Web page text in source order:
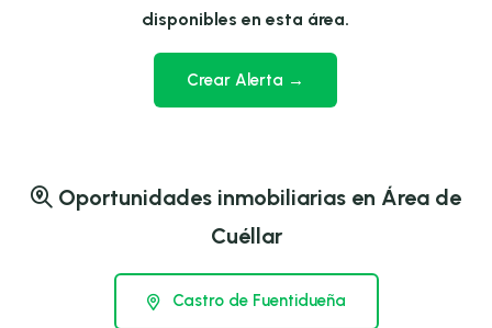
disponibles en esta área.
Crear Alerta →
Oportunidades inmobiliarias en Área de
Cuéllar
Castro de Fuentidueña